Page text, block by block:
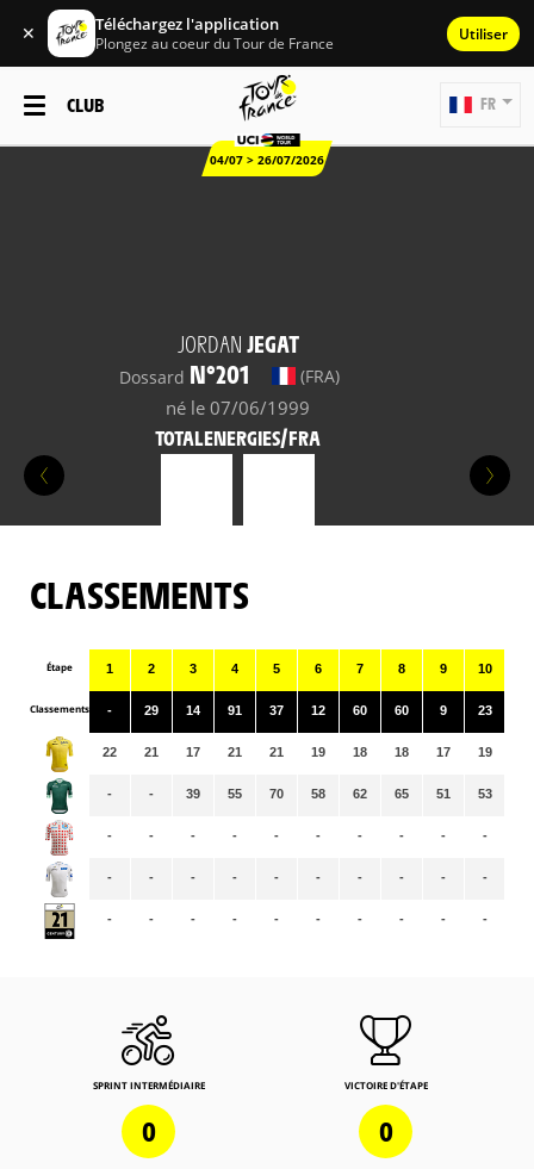
✕ Téléchargez l'application
Plongez au coeur du Tour de France Utiliser
CLUB
04/07 > 26/07/2026
FR
JORDAN JEGAT
Dossard N°201 (FRA)
né le 07/06/1999
TOTALENERGIES/FRA
CLASSEMENTS
Étape
Classements
1
-
22
-
-
-
-
2
29
21
-
-
-
-
3
14
17
39
-
-
-
4
91
21
55
-
-
-
5
37
21
70
-
-
-
6
12
19
58
-
-
-
7
60
18
62
-
-
-
8
60
18
65
-
-
-
9
9
17
51
-
-
-
10
23
19
53
-
-
-
SPRINT INTERMÉDIAIRE
0
VICTOIRE D'ÉTAPE
0